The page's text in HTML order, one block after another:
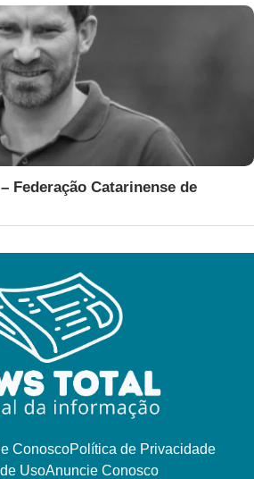
Federação Catarinense de
ConoscoPolítica de Privacidade
UsoAnuncie Conosco